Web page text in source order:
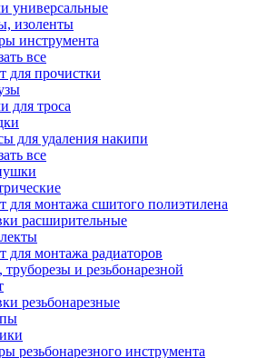
универсальные
изоленты
инструмента
все
для прочистки
для троса
для удаления накипи
все
для монтажа сшитого полиэтилена
расширительные
для монтажа радиаторов
и резьбонарезной
резьбонарезные
резьбонарезного инструмента